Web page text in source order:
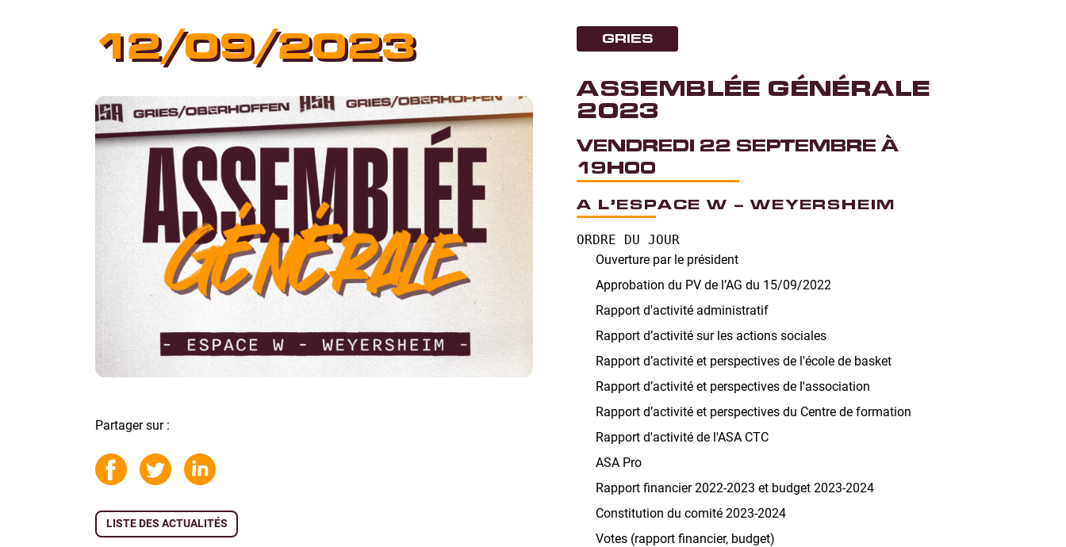
12/09/2023
Partager sur :
LISTE DES ACTUALITÉS
GRIES
ASSEMBLÉE GÉNÉRALE
2023
VENDREDI 22 SEPTEMBRE À
19H00
A L’ESPACE W – WEYERSHEIM
ORDRE DU JOUR
Ouverture par le président
Approbation du PV de l’AG du 15/09/2022
Rapport d'activité administratif
Rapport d’activité sur les actions sociales
Rapport d’activité et perspectives de l'école de basket
Rapport d’activité et perspectives de l'association
Rapport d’activité et perspectives du Centre de formation
Rapport d'activité de l'ASA CTC
ASA Pro
Rapport financier 2022-2023 et budget 2023-2024
Constitution du comité 2023-2024
Votes (rapport financier, budget)